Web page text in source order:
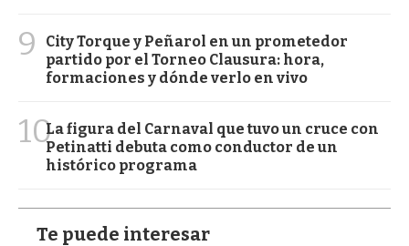
9
City Torque y Peñarol en un prometedor
partido por el Torneo Clausura: hora,
formaciones y dónde verlo en vivo
10La figura del Carnaval que tuvo un cruce con
Petinatti debuta como conductor de un
histórico programa
Te puede interesar